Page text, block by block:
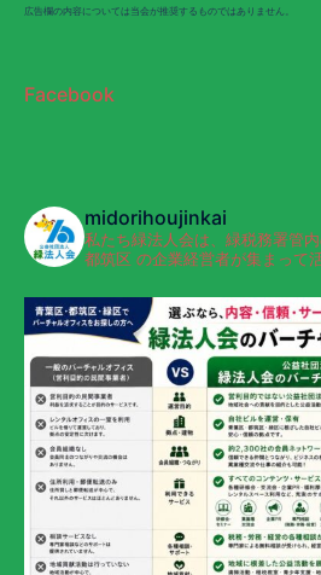
広告欄の内容については当会が推奨するものではありません。
Facebook
midorihoujinkai
私たち緑法人会は、緑税務署管
都筑区 の企業経営者が集まって